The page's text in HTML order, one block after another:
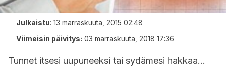
Julkaistu: 13 marraskuuta, 2015 02:48
Viimeisin päivitys: 03 marraskuuta, 2018 17:36
Tunnet itsesi uupuneeksi tai sydämesi hakkaa…